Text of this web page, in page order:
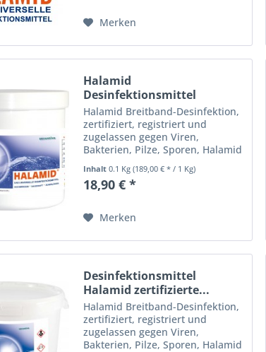
wird in der...
Merken
Halamid
Desinfektionsmittel
zertifizierte...
Halamid Breitband-Desinfektion,
zertifiziert, registriert und
zugelassen gegen Viren,
Bakterien, Pilze, Sporen, Halamid
Desinfektion - hochwirksames,
langlebiges, schonendes
Haushalt,...
Inhalt0.1 Kg(189,00 € * / 1 Kg)
18,90 € *
Merken
Desinfektionsmittel
Halamid zertifizierte...
Halamid Breitband-Desinfektion,
zertifiziert, registriert und
zugelassen gegen Viren,
Bakterien, Pilze, Sporen, Halamid